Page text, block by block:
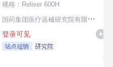
规格：Reliver 600H
国药集团医疗器械研究院有限公
司
登录可见
站点经销 研究院